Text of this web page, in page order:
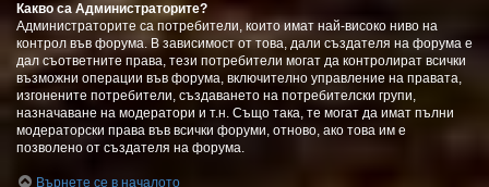
Какво са Администраторите?
Администраторите са потребители, които имат най-високо ниво на
контрол във форума. В зависимост от това, дали създателя на форума е
дал съответните права, тези потребители могат да контролират всички
възможни операции във форума, включително управление на правата,
изгонените потребители, създаването на потребителски групи,
назначаване на модератори и т.н. Също така, те могат да имат пълни
модераторски права във всички форуми, отново, ако това им е
позволено от създателя на форума.
Върнете се в началото